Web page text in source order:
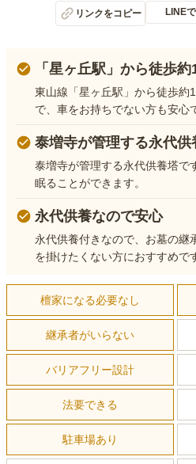
リンクをコピー LINE
「星ヶ丘駅」から徒歩約
東山線「星ヶ丘駅」から徒歩約
で、車をお持ちでない方も安心
泰増寺が管理する永代供
泰増寺が管理する永代供養塔で
眠ることができます。
永代供養なので安心
永代供養付きなので、お墓の継
を掛けたくない方におすすめで
檀家になる必要なし
継承者がいらない
バリアフリー設計
法要できる
駐車場あり